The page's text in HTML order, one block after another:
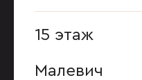
15 этаж
Малевич